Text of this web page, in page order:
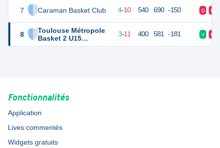
7 Caraman Basket Club
8
Toulouse Métropole
Basket 2 U15
Féminines
18 14 4-10 540 690 -150 D D
17 14 3-11 400 581 -181 V D
Fonctionnalités
Application
Lives commentés
Widgets gratuits